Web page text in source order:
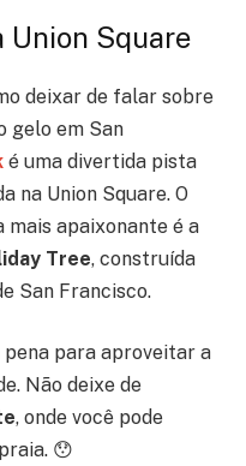
Union Square
deixar de falar sobre
gelo em San
é uma divertida pista
na Union Square. O
mais apaixonante é a
Tree, construída
San Francisco.
para aproveitar a
Não deixe de
, onde você pode
😯